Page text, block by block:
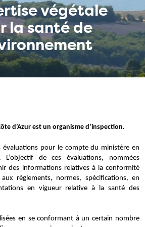
végétale
la santé de
d’Azur est un organisme d’inspection.
évaluations pour le compte du ministère en
L’objectif de ces évaluations, nommées
des informations relatives à la conformité
règlements, normes, spécifications, en
en vigueur relative à la santé des
en se conformant à un certain nombre